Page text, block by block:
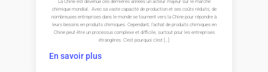
chimique mondial.. Avec sa vaste capacité de production et ses coûts réduits, de
nombreuses entreprises dans le monde se tournent vers la Chine pour répondre à
leurs besoins en produits chimiques. Cependant, l'achat de produits chimiques en
Chine peut être un processus complexe et difficile, surtout pour les entreprises
étrangères. C'est pourquoi c'est […]
En savoir plus